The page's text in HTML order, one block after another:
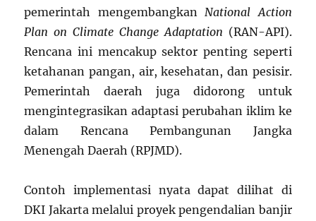
pemerintah mengembangkan National Action
Plan on Climate Change Adaptation (RAN-API).
Rencana ini mencakup sektor penting seperti
ketahanan pangan, air, kesehatan, dan pesisir.
Pemerintah daerah juga didorong untuk
mengintegrasikan adaptasi perubahan iklim ke
dalam Rencana Pembangunan Jangka
Menengah Daerah (RPJMD).
Contoh implementasi nyata dapat dilihat di
DKI Jakarta melalui proyek pengendalian banjir